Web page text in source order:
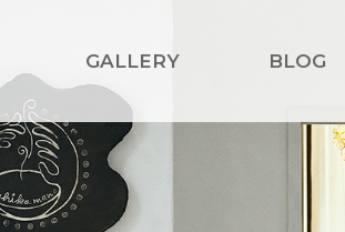
GALLERY BLOG